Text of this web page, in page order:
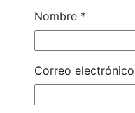
Nombre *
Correo electrónico